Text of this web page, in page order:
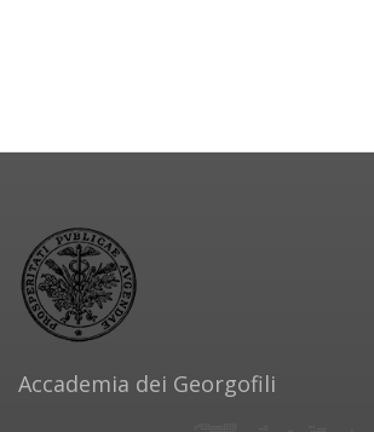
Accademia dei Georgofili